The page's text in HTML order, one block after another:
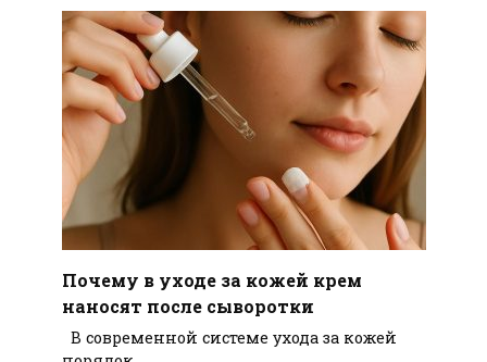
Почему в уходе за кожей крем
наносят после сыворотки
В современной системе ухода за кожей